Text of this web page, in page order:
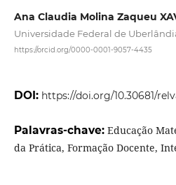
Ana Claudia Molina Zaqueu
Universidade Federal de
https://orcid.org/0000-0001-9057-4435
DOI: https://doi.org/10.30681/
Palavras-chave: Educação
da Prática, Formação Docente,